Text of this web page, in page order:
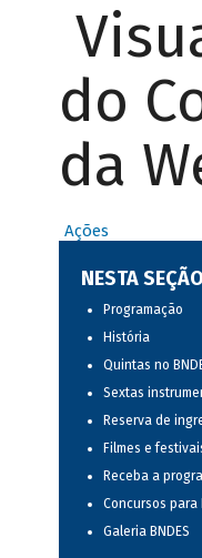
do
da
Ações
NESTA SEÇÃO
Programação
História
Quintas no
Sextas
Reserva de
Filmes e
Receba a
Concursos para
Galeria BNDES